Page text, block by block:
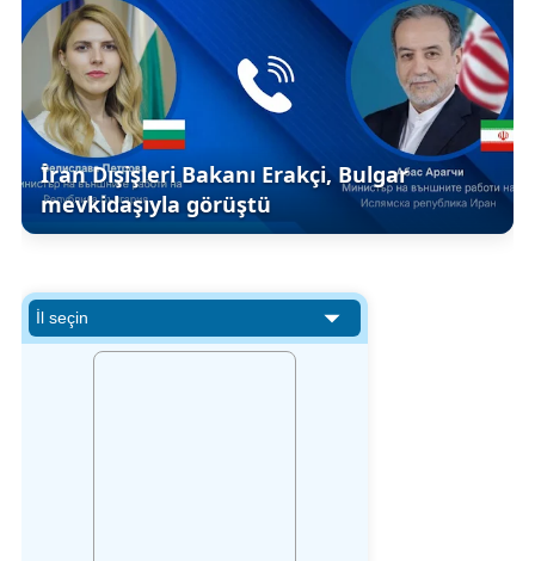
İran Dışişleri Bakanı Erakçi, Bulgar
mevkidaşıyla görüştü